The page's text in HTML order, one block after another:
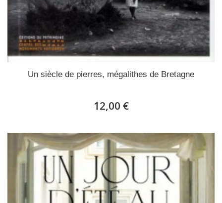
Un siècle de pierres, mégalithes de Bretagne
12,00 €